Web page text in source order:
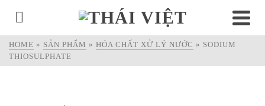
HOME » SẢN PHẨM » HÓA CHẤT XỬ LÝ NƯỚC » SODIUM
THIOSULPHATE